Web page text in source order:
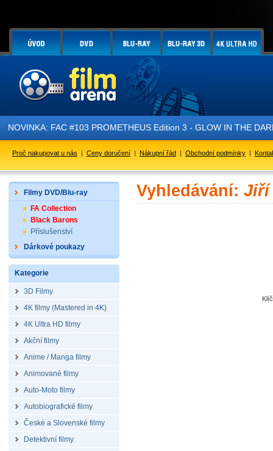
NOVINKA: FAC #103 PROMETHEUS Edition 3 - GLOW IN THE
Proč nakupovat u nás | Ceny doručení | Nákupní řád | Obchodní podmínky |
Filmy DVD/Blu-ray
FA Collection
Black Barons
Příslušenství
Dárkové poukazy
Kategorie
3D Filmy
4K filmy (Mastered in 4K)
4K Ultra HD filmy
Akční filmy
Anime / Manga filmy
Animované filmy
Auto-Moto filmy
Autobiografické filmy
České a Slovenské filmy
Detektivní filmy
Vyhledávání: Jiří